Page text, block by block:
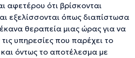
αφετέρου ότι βρίσκονται
εξελίσσονται όπως διαπίστωσα
θεραπεία μιας ώρας για να
υπηρεσίες που παρέχει το
όντως το αποτέλεσμα με